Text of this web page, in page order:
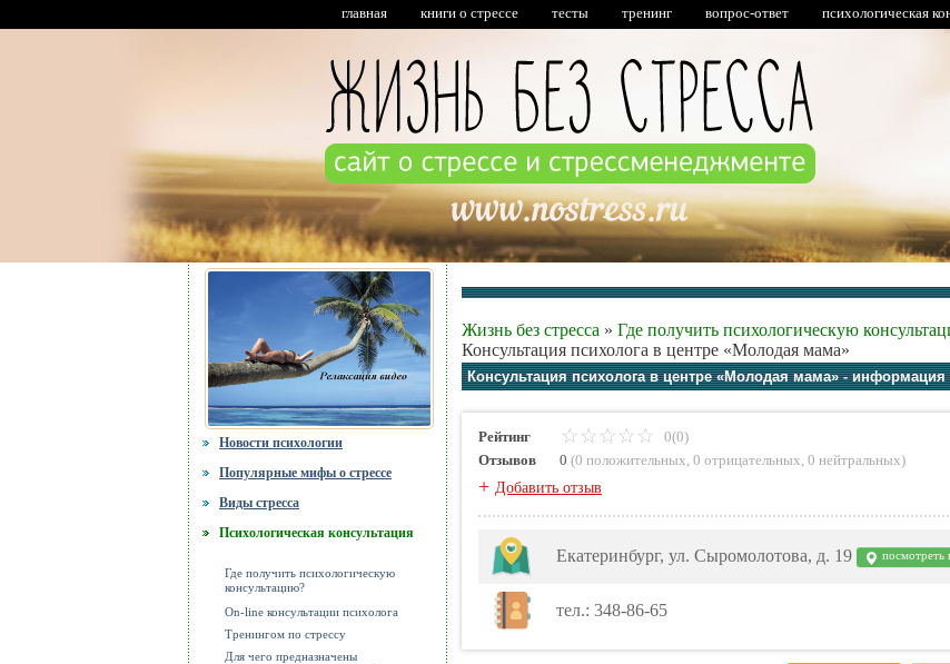
главная книги о стрессе тесты тренинг вопрос-ответ психологическая
Новости психологии
Популярные мифы о стрессе
Виды стресса
Психологическая консультация
Где получить психологическую
консультацию?
On-line консультации психолога
Тренингом по стрессу
Для чего предназначены
Жизнь без стресса » Где получить психологическую
Консультация психолога в центре «Молодая мама»
Консультация психолога в центре «Молодая мама» -
Рейтинг
0(0)
Отзывов
0 (0 положительных 0 отрицательных 0 нейтральных)
+ Добавить отзыв
Екатеринбург, ул. Сыромолотова, д. 19 посмотреть
тел.: 348-86-65